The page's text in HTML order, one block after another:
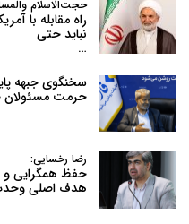
حجت‌الاسلام
راه مقابله با
نباید حتی
…
سخنگوی جبهه
حرمت
رضا رخسایی:
حفظ همگرایی و
هدف اصلی وحدت